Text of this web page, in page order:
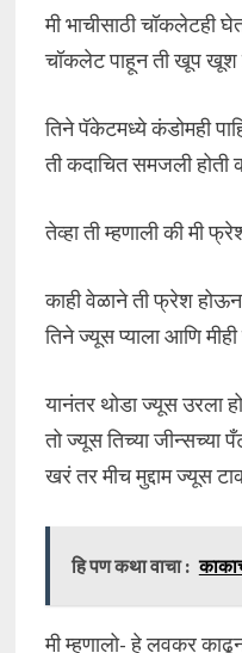
मी भाचीसाठी चॉकलेटही
चॉकलेट पाहून ती खूप खूश
तिने पॅकेटमध्ये कंडोमही
ती कदाचित समजली होती
तेव्हा ती म्हणाली की मी
काही वेळाने ती फ्रेश
तिने ज्यूस प्याला आणि मीही
यानंतर थोडा ज्यूस उरला
तो ज्यूस तिच्या जीन्सच्या
खरं तर मीच मुद्दाम ज्यूस
हि पण कथा वाचा :
मी म्हणालो- हे लवकर